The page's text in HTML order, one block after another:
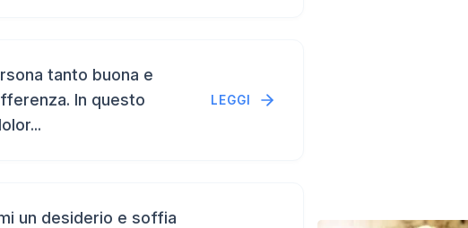
tanto buona e
In questo
LEGGI
un desiderio e soffia